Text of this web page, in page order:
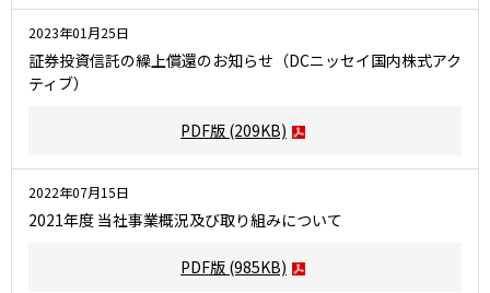
2023年01月25日
証券投資信託の繰上償還のお知らせ（DCニッセイ国内株式アク
ティブ）
PDF版 (209KB)
2022年07月15日
2021年度 当社事業概況及び取り組みについて
PDF版 (985KB)